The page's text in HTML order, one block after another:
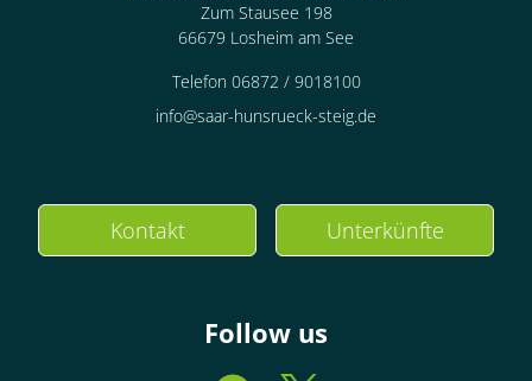
Zum Stausee 198
66679 Losheim am See
Telefon 06872 / 9018100
info@saar-hunsrueck-steig.de
Kontakt Unterkünfte
Follow us